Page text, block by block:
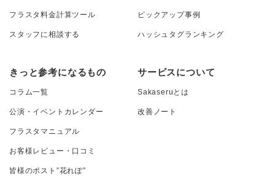
フラスタ料金計算ツール
スタッフに相談する
ピックアップ事例
ハッシュタグランキング
きっと参考になるもの
コラム一覧
公演・イベントカレンダー
フラスタマニュアル
お客様レビュー・口コミ
皆様のポスト”花れぽ”
サービスについて
Sakaseruとは
改善ノート